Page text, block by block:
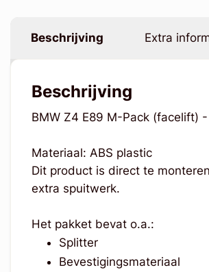
Beschrijving Extra
Beschrijving
BMW Z4 E89 M-Pack (facelift)
Materiaal: ABS plastic
Dit product is direct te
extra spuitwerk.
Het pakket bevat o.a.:
Splitter
Bevestigingsmateriaal